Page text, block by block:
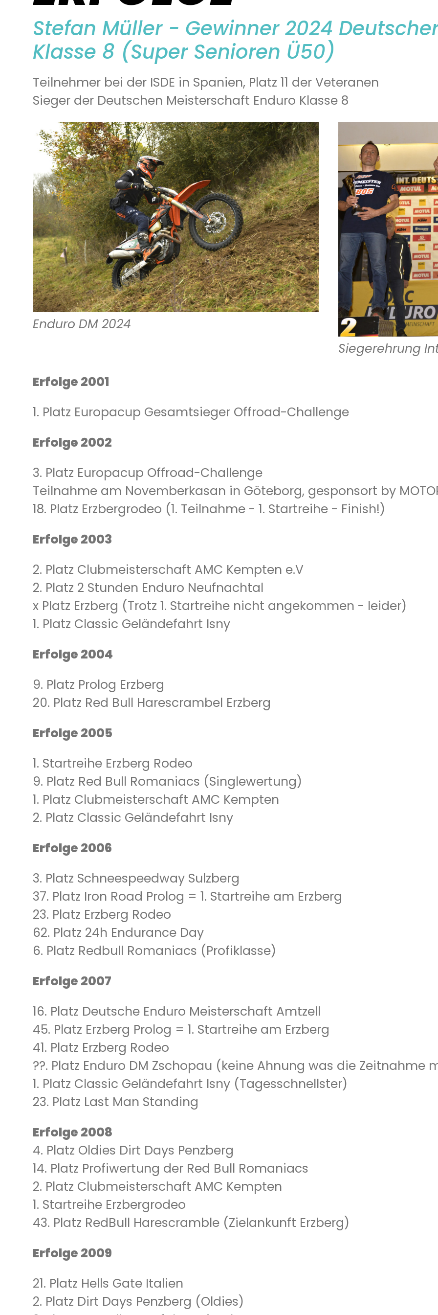
Stefan Müller - Gewinner 2024
Klasse 8 (Super Senioren Ü50)
Teilnehmer bei der ISDE in Spanien, Platz 11 der Veteranen
Sieger der Deutschen Meisterschaft Enduro Klasse 8
Enduro DM 2024
Siegerehrung
Erfolge 2001
1. Platz Europacup Gesamtsieger Offroad-Challenge
Erfolge 2002
3. Platz Europacup Offroad-Challenge
Teilnahme am Novemberkasan in Göteborg, gesponsort by
18. Platz Erzbergrodeo (1. Teilnahme - 1. Startreihe - Finish!)
Erfolge 2003
2. Platz Clubmeisterschaft AMC Kempten e.V
2. Platz 2 Stunden Enduro Neufnachtal
x Platz Erzberg (Trotz 1. Startreihe nicht angekommen - leider)
1. Platz Classic Geländefahrt Isny
Erfolge 2004
9. Platz Prolog Erzberg
20. Platz Red Bull Harescrambel Erzberg
Erfolge 2005
1. Startreihe Erzberg Rodeo
9. Platz Red Bull Romaniacs (Singlewertung)
1. Platz Clubmeisterschaft AMC Kempten
2. Platz Classic Geländefahrt Isny
Erfolge 2006
3. Platz Schneespeedway Sulzberg
37. Platz Iron Road Prolog = 1. Startreihe am Erzberg
23. Platz Erzberg Rodeo
62. Platz 24h Endurance Day
6. Platz Redbull Romaniacs (Profiklasse)
Erfolge 2007
16. Platz Deutsche Enduro Meisterschaft Amtzell
45. Platz Erzberg Prolog = 1. Startreihe am Erzberg
41. Platz Erzberg Rodeo
??. Platz Enduro DM Zschopau (keine Ahnung was die Zeitnahme
1. Platz Classic Geländefahrt Isny (Tagesschnellster)
23. Platz Last Man Standing
Erfolge 2008
4. Platz Oldies Dirt Days Penzberg
14. Platz Profiwertung der Red Bull Romaniacs
2. Platz Clubmeisterschaft AMC Kempten
1. Startreihe Erzbergrodeo
43. Platz RedBull Harescramble (Zielankunft Erzberg)
Erfolge 2009
21. Platz Hells Gate Italien
2. Platz Dirt Days Penzberg (Oldies)